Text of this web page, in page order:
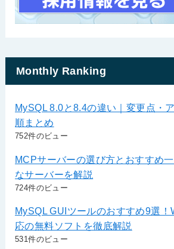
Monthly Ranking
MySQL 8.0と8.4の違い｜変更点・
順まとめ
752件のビュー
MCPサーバーの選び方とおすすめ
なサーバーを解説
724件のビュー
MySQL GUIツールのおすすめ9選
応の無料ソフトを徹底解説
531件のビュー